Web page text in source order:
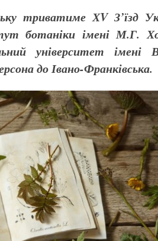
триватиме ХV З’їзд
ботаніки імені М.Г.
університет
до Івано-Франківська.